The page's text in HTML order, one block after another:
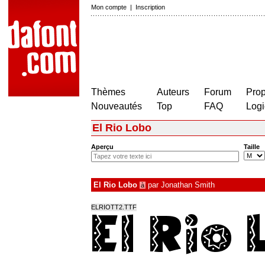
Mon compte | Inscription
Thèmes
Nouveautés
Auteurs
Top
Forum
FAQ
El Rio Lobo
Aperçu Taille
El Rio Lobo à par Jonathan Smith
ELRIOTT2.TTF